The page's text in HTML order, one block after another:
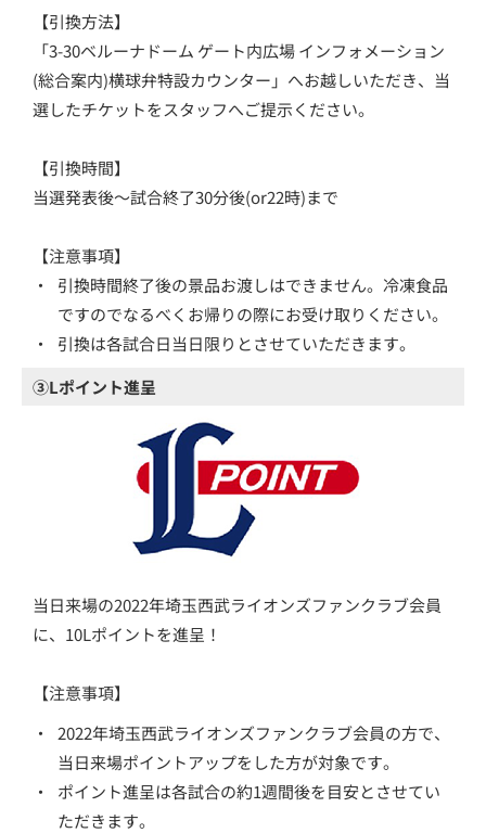
【引換方法】
「3-30ベルーナドーム ゲート内広場 インフォメーション
(総合案内)横球弁特設カウンター」へお越しいただき、当
選したチケットをスタッフへご提示ください。
【引換時間】
当選発表後～試合終了30分後(or22時)まで
【注意事項】
・
引換時間終了後の景品お渡しはできません。冷凍食品
ですのでなるべくお帰りの際にお受け取りください。
・
引換は各試合日当日限りとさせていただきます。
③Lポイント進呈
当日来場の2022年埼玉西武ライオンズファンクラブ会員
に、10Lポイントを進呈！
【注意事項】
・
2022年埼玉西武ライオンズファンクラブ会員の方で、
当日来場ポイントアップをした方が対象です。
・
ポイント進呈は各試合の約1週間後を目安とさせてい
ただきます。